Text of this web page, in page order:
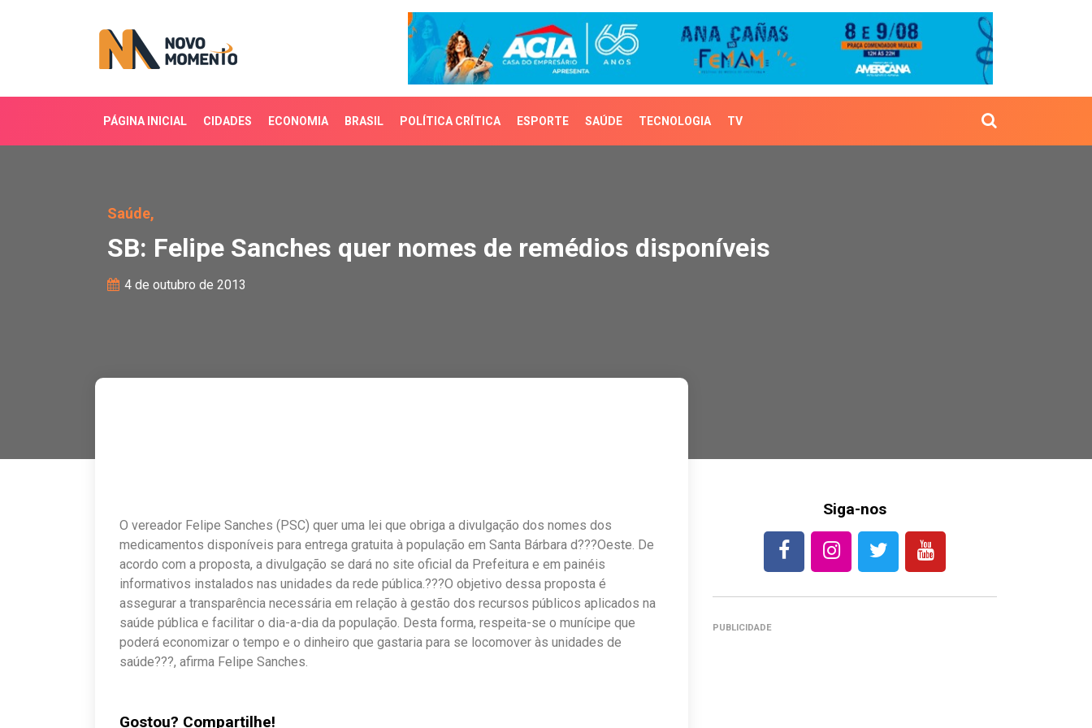
PÁGINA INICIAL CIDADES ECONOMIA BRASIL POLÍTICA CRÍTICA ESPORTE SAÚDE TECNOLOGIA TV
Saúde,
SB: Felipe Sanches quer nomes de remédios disponíveis
4 de outubro de 2013
O vereador Felipe Sanches (PSC) quer uma lei que obriga a divulgação dos nomes dos
medicamentos disponíveis para entrega gratuita à população em Santa Bárbara d???Oeste. De
acordo com a proposta, a divulgação se dará no site oficial da Prefeitura e em painéis
informativos instalados nas unidades da rede pública.???O objetivo dessa proposta é
assegurar a transparência necessária em relação à gestão dos recursos públicos aplicados na
saúde pública e facilitar o dia-a-dia da população. Desta forma, respeita-se o munícipe que
poderá economizar o tempo e o dinheiro que gastaria para se locomover às unidades de
saúde???, afirma Felipe Sanches.
Gostou? Compartilhe!
Siga-nos
PUBLICIDADE